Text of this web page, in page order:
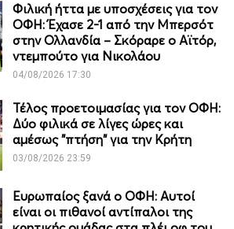
Φιλική ήττα με υποσχέσεις για τον
ΟΦΗ: Έχασε 2-1 από την Μπερσότ
στην Ολλανδία – Σκόραρε ο Αϊτόρ,
ντεμπούτο για Νικολάου
04/08/2026 17:30
Τέλος προετοιμασίας για τον ΟΦΗ:
Δύο φιλικά σε λίγες ώρες και
αμέσως "πτήση" για την Κρήτη
03/08/2026 23:59
Ευρωπαίος ξανά ο ΟΦΗ: Αυτοί
είναι οι πιθανοί αντίπαλοι της